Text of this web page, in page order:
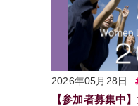
2026年05月28日
【参加者募集中